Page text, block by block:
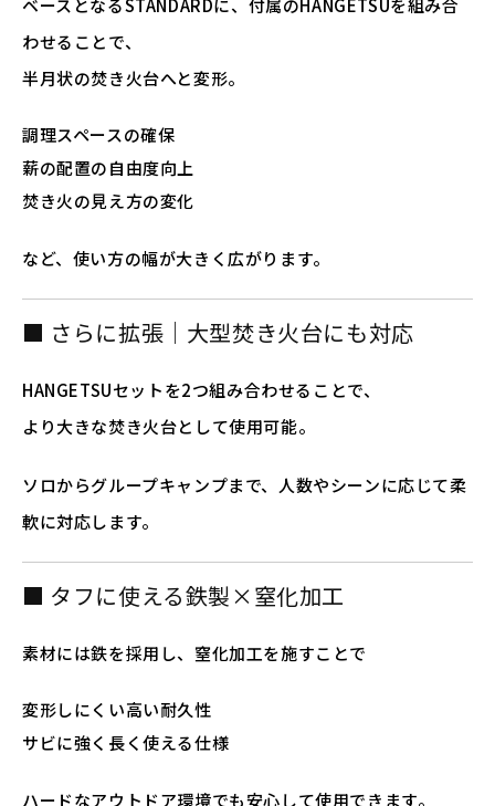
ベースとなるSTANDARDに、付属のHANGETSUを組み合
わせることで、
半月状の焚き火台へと変形。
調理スペースの確保
薪の配置の自由度向上
焚き火の見え方の変化
など、使い方の幅が大きく広がります。
■ さらに拡張｜大型焚き火台にも対応
HANGETSUセットを2つ組み合わせることで、
より大きな焚き火台として使用可能。
ソロからグループキャンプまで、人数やシーンに応じて柔
軟に対応します。
■ タフに使える鉄製×窒化加工
素材には鉄を採用し、窒化加工を施すことで
変形しにくい高い耐久性
サビに強く長く使える仕様
ハードなアウトドア環境でも安心して使用できます。